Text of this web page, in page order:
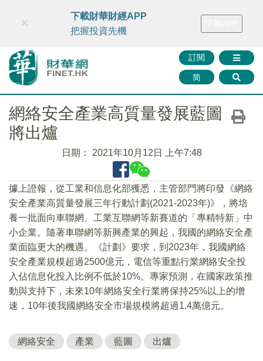
財華智庫網 FINTV FINMETA 財華證券 媒體矩陣
訂閱
简
×
下載財華財經APP
把握投資先機
網絡安全產業高質量發展藍圖
將出爐
日期： 2021年10月12日 上午7:48
據上證報，從工業和信息化部獲悉，主管部門將印發《網絡
安全產業高質量發展三年行動計劃(2021-2023年)》，將培
養一批面向車聯網、工業互聯網等新賽道的「專精特新」中
小企業。隨著車聯網等新興產業的興起，我國的網絡安全產
業面臨更大的機遇。《計劃》要求，到2023年，我國網絡
安全產業規模超過2500億元，電信等重點行業網絡安全投
入佔信息化投入比例不低於10%。專家預測，在國家政策推
動與支持下，未來10年網絡安全行業將保持25%以上的增
速，10年後我國網絡安全市場規模將超過1.4萬億元。
網絡安全 產業 藍圖 出爐